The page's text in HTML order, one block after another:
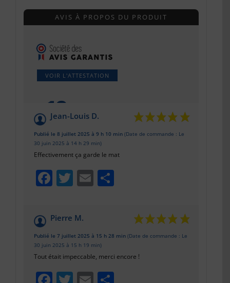
AVIS À PROPOS DU PRODUIT
VOIR L'ATTESTATION
10/10
Basé sur 3 avis
Jean-Louis D.
Publié le 8 juillet 2025 à 9 h 10 min (Date de commande : Le
30 juin 2025 à 14 h 29 min)
Effectivement ça garde le mat
Facebook Twitter Email
Pierre M.
Publié le 7 juillet 2025 à 15 h 28 min (Date de commande : Le
30 juin 2025 à 15 h 19 min)
Tout était impeccable, merci encore !
Facebook Twitter Email